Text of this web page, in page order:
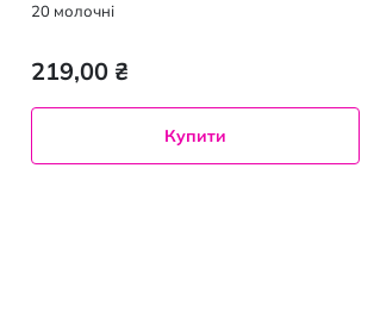
20 молочні
219,00 ₴
Купити